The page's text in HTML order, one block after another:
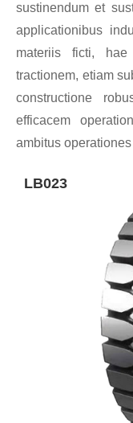
sustinendum et
applicationibus
materiis ficti,
tractionem, etiam
constructione
efficacem
ambitus
LB023